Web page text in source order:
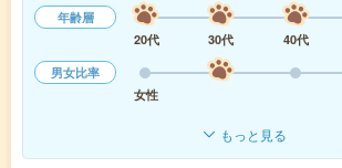
年齢層
20代
30代 40代
男女比率
女性
もっと見る